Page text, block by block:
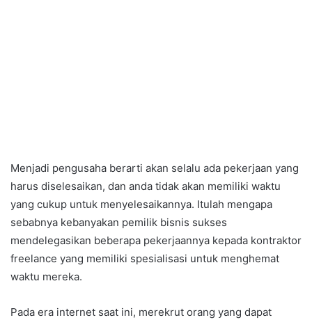
Menjadi pengusaha berarti akan selalu ada pekerjaan yang
harus diselesaikan, dan anda tidak akan memiliki waktu
yang cukup untuk menyelesaikannya. Itulah mengapa
sebabnya kebanyakan pemilik bisnis sukses
mendelegasikan beberapa pekerjaannya kepada kontraktor
freelance yang memiliki spesialisasi untuk menghemat
waktu mereka.
Pada era internet saat ini, merekrut orang yang dapat